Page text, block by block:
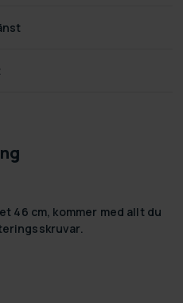
46 cm, kommer med allt du